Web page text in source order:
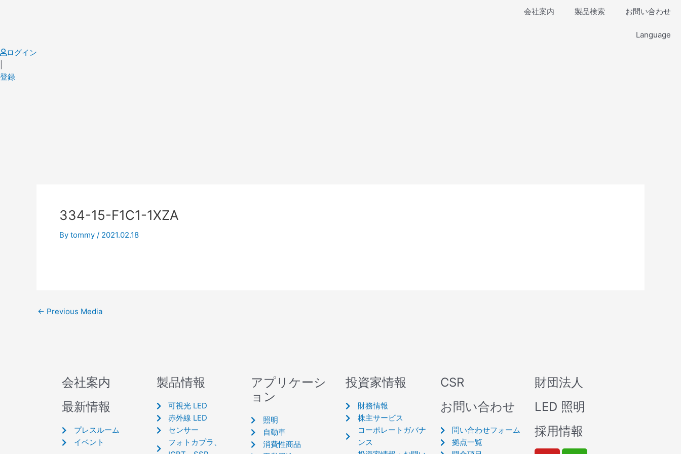
会社案内 製品検索 お問い合わせ
Language
ログイン
登録
334-15-F1C1-1XZA
By tommy / 2021.02.18
← Previous Media
会社案内
最新情報
プレスルーム
イベント
製品情報
可視光 LED
赤外線 LED
センサー
フォトカプラ、
アプリケーシ
ョン
照明
自動車
消費性商品
投資家情報
財務情報
株主サービス
コーポレートガバナ
ンス
CSR
お問い合わせ
問い合わせフォーム
拠点一覧
財団法人
LED 照明
採用情報